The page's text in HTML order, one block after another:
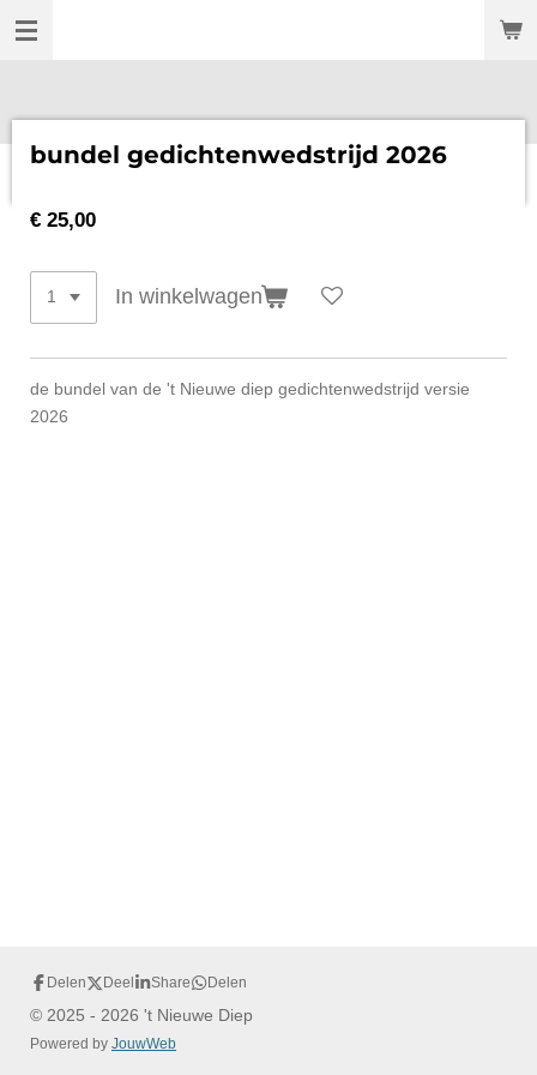
Ga
bundel gedichtenwedstrijd 2026
€ 25,00
In winkelwagen
de bundel van de 't Nieuwe diep gedichtenwedstrijd versie
2026
Delen Deel Share Delen
© 2025 - 2026 't Nieuwe Diep
Powered by JouwWeb